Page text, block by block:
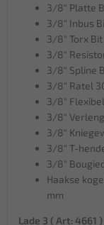
3/8" Platte
3/8" Inbus
3/8" Torx
3/8"
3/8" Spline
3/8" Ratel
3/8"
3/8"
3/8"
3/8" T-
3/8"
Haakse
mm
Lade 3 ( Art: 4661 )